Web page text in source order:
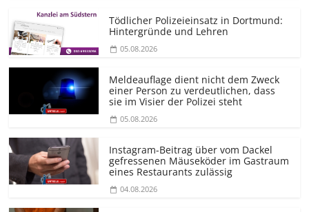
Tödlicher Polizeieinsatz in Dortmund:
Hintergründe und Lehren
05.08.2026
Meldeauflage dient nicht dem Zweck
einer Person zu verdeutlichen, dass
sie im Visier der Polizei steht
05.08.2026
Instagram-Beitrag über vom Dackel
gefressenen Mäuseköder im Gastraum
eines Restaurants zulässig
04.08.2026